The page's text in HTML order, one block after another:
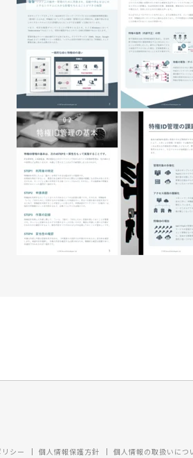
シー 個人情報保護方針 個人情報の取扱いにつ